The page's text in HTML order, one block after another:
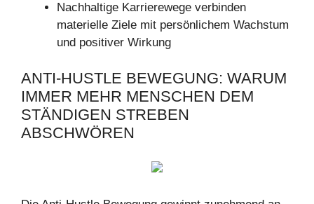
Nachhaltige Karrierewege verbinden
materielle Ziele mit persönlichem Wachstum
und positiver Wirkung
ANTI-HUSTLE BEWEGUNG: WARUM
IMMER MEHR MENSCHEN DEM
STÄNDIGEN STREBEN
ABSCHWÖREN